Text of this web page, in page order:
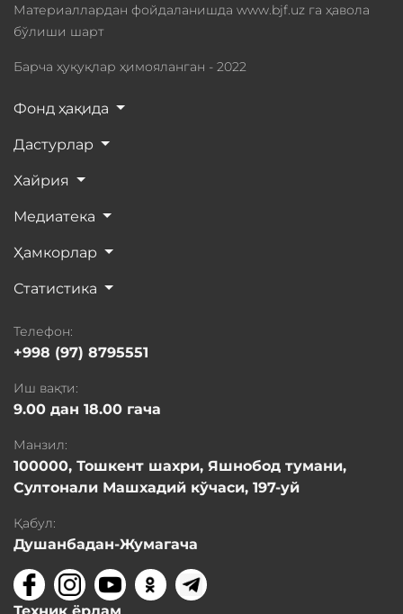
Материаллардан фойдаланишда www.bjf.uz га ҳавола
бўлиши шарт
Барча ҳуқуқлар ҳимояланган - 2022
Фонд ҳақида
Дастурлар
Хайрия
Медиатека
Ҳамкорлар
Статистика
Телефон:
+998 (97) 8795551
Иш вақти:
9.00 дан 18.00 гача
Манзил:
100000, Тошкент шахри, Яшнобод тумани,
Султонали Машхадий кўчаси, 197-уй
Қабул:
Душанбадан-Жумагача